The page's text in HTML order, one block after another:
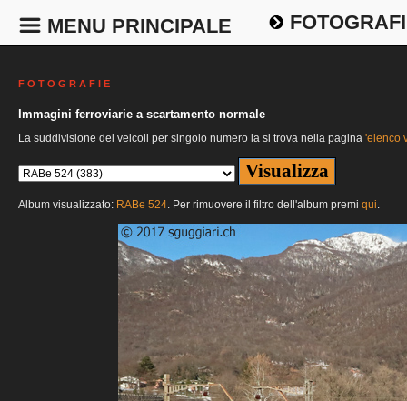
MENU PRINCIPALE
F O T O G R A F I E
Immagini ferroviarie a scartamento normale
La suddivisione dei veicoli per singolo numero la si trova nella pagina 'elenco
Album visualizzato: RABe 524. Per rimuovere il filtro dell'album premi qui.